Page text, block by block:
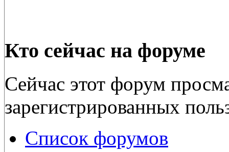
Кто сейчас на форуме
Сейчас этот форум
зарегистрированных
Список форумов